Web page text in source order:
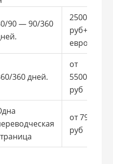
90 — 90/360
2500
руб+35
евро
360 дней.
от
5500
руб
от 790
руб